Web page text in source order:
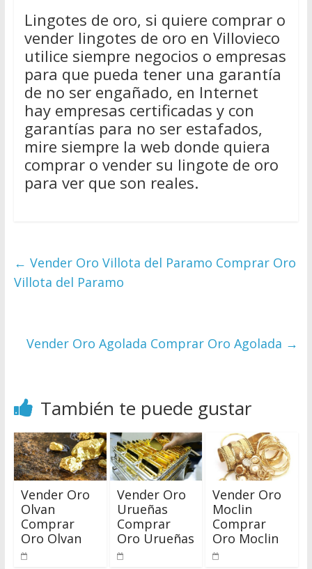
Lingotes de oro, si quiere comprar o
vender lingotes de oro en Villovieco
utilice siempre negocios o empresas
para que pueda tener una garantía
de no ser engañado, en Internet
hay empresas certificadas y con
garantías para no ser estafados,
mire siempre la web donde quiera
comprar o vender su lingote de oro
para ver que son reales.
← Vender Oro Villota del Paramo Comprar Oro
Villota del Paramo
Vender Oro Agolada Comprar Oro Agolada →
También te puede gustar
Vender Oro
Olvan
Comprar
Oro Olvan
Vender Oro
Urueñas
Comprar
Oro Urueñas
Vender Oro
Moclin
Comprar
Oro Moclin